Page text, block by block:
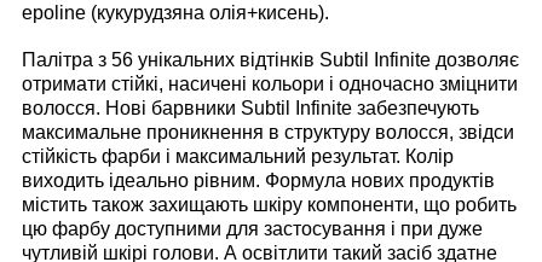
epoline (кукурудзяна олія+кисень).
Палітра з 56 унікальних відтінків Subtil Infinite дозволяє
отримати стійкі, насичені кольори і одночасно зміцнити
волосся. Нові барвники Subtil Infinite забезпечують
максимальне проникнення в структуру волосся, звідси
стійкість фарби і максимальний результат. Колір
виходить ідеально рівним. Формула нових продуктів
містить також захищають шкіру компоненти, що робить
цю фарбу доступними для застосування і при дуже
чутливій шкірі голови. А освітлити такий засіб здатне